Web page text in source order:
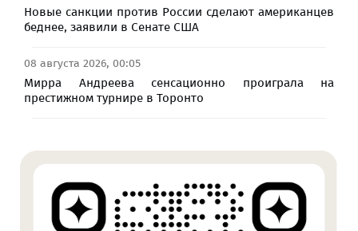
Новые санкции против России сделают американцев
беднее, заявили в Сенате США
08 августа 2026, 00:05
Мирра Андреева сенсационно проиграла на
престижном турнире в Торонто